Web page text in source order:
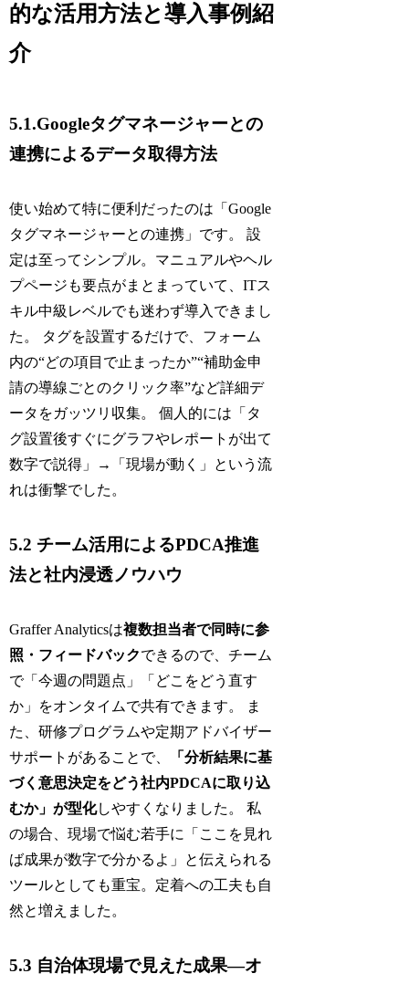
的な活用方法と導入事例紹
介
5.1.Googleタグマネージャーとの
連携によるデータ取得方法
使い始めて特に便利だったのは「Google
タグマネージャーとの連携」です。 設
定は至ってシンプル。マニュアルやヘル
プページも要点がまとまっていて、ITス
キル中級レベルでも迷わず導入できまし
た。 タグを設置するだけで、フォーム
内の“どの項目で止まったか”“補助金申
請の導線ごとのクリック率”など詳細デ
ータをガッツリ収集。 個人的には「タ
グ設置後すぐにグラフやレポートが出て
数字で説得」→「現場が動く」という流
れは衝撃でした。
5.2 チーム活用によるPDCA推進
法と社内浸透ノウハウ
Graffer Analyticsは複数担当者で同時に参
照・フィードバックできるので、チーム
で「今週の問題点」「どこをどう直す
か」をオンタイムで共有できます。 ま
た、研修プログラムや定期アドバイザー
サポートがあることで、
「分析結果に基
づく意思決定をどう社内PDCAに取り込
むか」が型化しやすくなりました。 私
の場合、現場で悩む若手に「ここを見れ
ば成果が数字で分かるよ」と伝えられる
ツールとしても重宝。定着への工夫も自
然と増えました。
5.3 自治体現場で見えた成果―オ